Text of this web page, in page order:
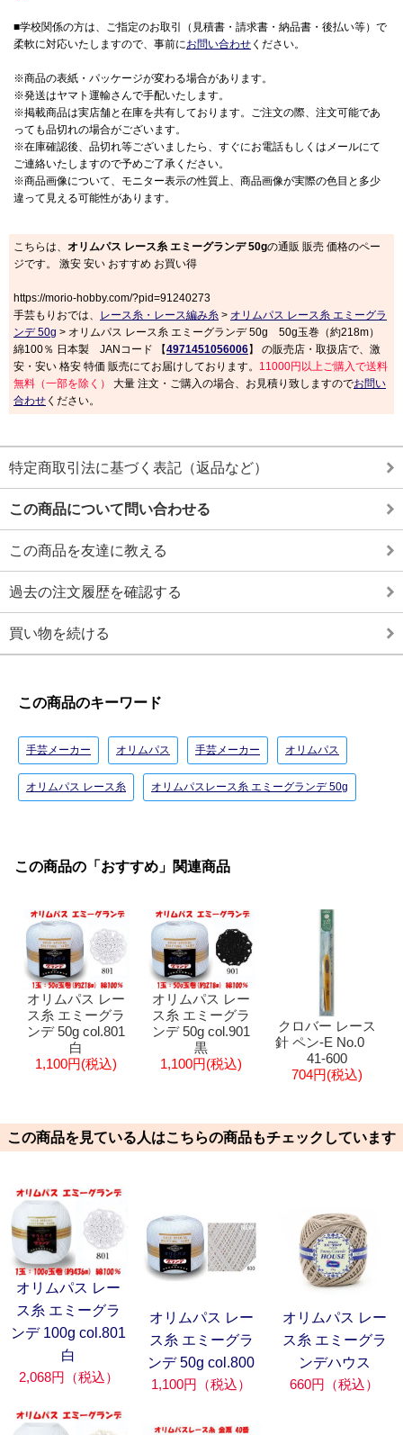
■学校関係の方は、ご指定のお取引（見積書・請求書・納品書・後払い等）で
柔軟に対応いたしますので、事前にお問い合わせ ください。
※商品の表紙・パッケージが変わる場合があります。
※発送はヤマト運輸さんで手配いたします。
※掲載商品は実店舗と在庫を共有しております。ご注文の際、注文可能であ
っても品切れの場合がございます。
※在庫確認後、品切れ等ございましたら、すぐにお電話もしくはメールにて
ご連絡いたしますので予めご了承ください。
※商品画像について、モニター表示の性質上、商品画像が実際の色目と多少
違って見える可能性があります。
こちらは、 オリムパス レース糸 エミーグランデ 50gの通販 販売 価格のペー
ジです。 激安 安い おすすめ お買い得
https://morio-hobby.com/?pid=91240273
手芸もりおでは、 レース糸・レース編み糸 > オリムパス レース糸 エミーグラ
ンデ 50g > オリムパス レース糸 エミーグランデ 50g 50g玉巻（約218m）
綿100％ 日本製 JANコード 【4971451056006】 の販売店・取扱店で、激
安・安い 格安 特価 販売にてお届けしております。 11000円以上ご購入で送料
無料（一部を除く）
大量 注文・ご購入の場合、お見積り致しますのでお問い
合わせ ください。
特定商取引法に基づく表記（返品など）
この商品について問い合わせる
この商品を友達に教える
過去の注文履歴を確認する
買い物を続ける
この商品のキーワード
手芸メーカー オリムパス 手芸メーカー オリムパス
オリムパス レース糸 オリムパスレース糸 エミーグランデ 50g
この商品の「おすすめ」関連商品
オリムパス レー
ス糸 エミーグラ
ンデ 50g col.801
白
1,100円(税込)
オリムパス レー
ス糸 エミーグラ
ンデ 50g col.901
黒
1,100円(税込)
クロバー レース
針 ペン-E No.0
41-600
704円(税込)
この商品を見ている人はこちらの商品もチェックしています
オリムパス レー
ス糸 エミーグラ
ンデ 100g col.801
白
2,068円（税込）
オリムパス レー
ス糸 エミーグラ
ンデ 50g col.800
1,100円（税込）
オリムパス レー
ス糸 エミーグラ
ンデハウス
660円（税込）